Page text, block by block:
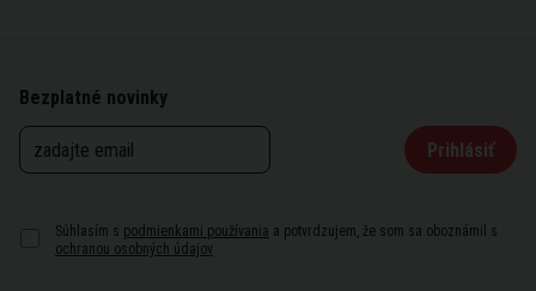
Bezplatné novinky
Prihlásiť
Súhlasím s podmienkami používania a potvrdzujem, že som sa oboznámil s
ochranou osobných údajov